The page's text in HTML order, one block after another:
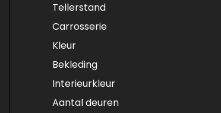
Tellerstand
Carrosserie
Kleur
Bekleding
Interieurkleur
Aantal deuren